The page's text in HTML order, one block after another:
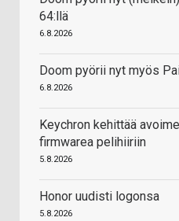
64:llä
6.8.2026
Doom pyörii nyt myös
6.8.2026
Keychron kehittää
firmwarea pelihiiriin
5.8.2026
Honor uudisti logonsa
5.8.2026